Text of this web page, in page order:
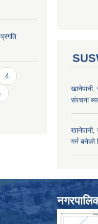
4
संरचना
खानेपानी,
गर्न